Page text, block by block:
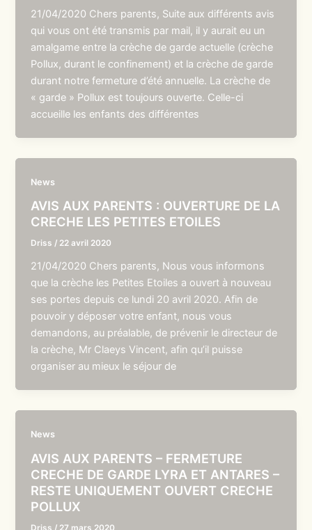
21/04/2020 Chers parents, Suite aux différents avis
qui vous ont été transmis par mail, il y aurait eu un
amalgame entre la crèche de garde actuelle (crèche
Pollux, durant le confinement) et la crèche de garde
durant notre fermeture d’été annuelle. La crèche de
« garde » Pollux est toujours ouverte. Celle-ci
accueille les enfants des différentes
News
AVIS AUX PARENTS : OUVERTURE DE LA
CRECHE LES PETITES ETOILES
Driss / 22 avril 2020
21/04/2020 Chers parents, Nous vous informons
que la crèche les Petites Etoiles a ouvert à nouveau
ses portes depuis ce lundi 20 avril 2020. Afin de
pouvoir y déposer votre enfant, nous vous
demandons, au préalable, de prévenir le directeur de
la crèche, Mr Claeys Vincent, afin qu’il puisse
organiser au mieux le séjour de
News
AVIS AUX PARENTS – FERMETURE
CRECHE DE GARDE LYRA ET ANTARES –
RESTE UNIQUEMENT OUVERT CRECHE
POLLUX
Driss / 27 mars 2020